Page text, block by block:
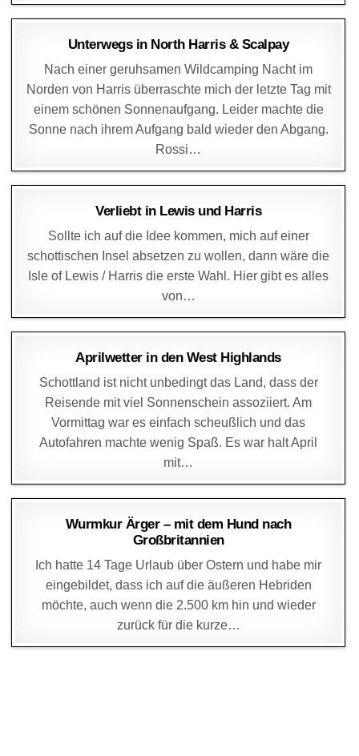
DAGMAR 11. APRIL 2014
Unterwegs in North Harris & Scalpay
Nach einer geruhsamen Wildcamping Nacht im
Norden von Harris überraschte mich der letzte Tag mit
einem schönen Sonnenaufgang. Leider machte die
Sonne nach ihrem Aufgang bald wieder den Abgang.
Rossi…
DAGMAR 10. APRIL 2014
Verliebt in Lewis und Harris
Sollte ich auf die Idee kommen, mich auf einer
schottischen Insel absetzen zu wollen, dann wäre die
Isle of Lewis / Harris die erste Wahl. Hier gibt es alles
von…
DAGMAR 7. APRIL 2014
Aprilwetter in den West Highlands
Schottland ist nicht unbedingt das Land, dass der
Reisende mit viel Sonnenschein assoziiert. Am
Vormittag war es einfach scheußlich und das
Autofahren machte wenig Spaß. Es war halt April
mit…
DAGMAR 6. APRIL 2014
Wurmkur Ärger – mit dem Hund nach
Großbritannien
Ich hatte 14 Tage Urlaub über Ostern und habe mir
eingebildet, dass ich auf die äußeren Hebriden
möchte, auch wenn die 2.500 km hin und wieder
zurück für die kurze…